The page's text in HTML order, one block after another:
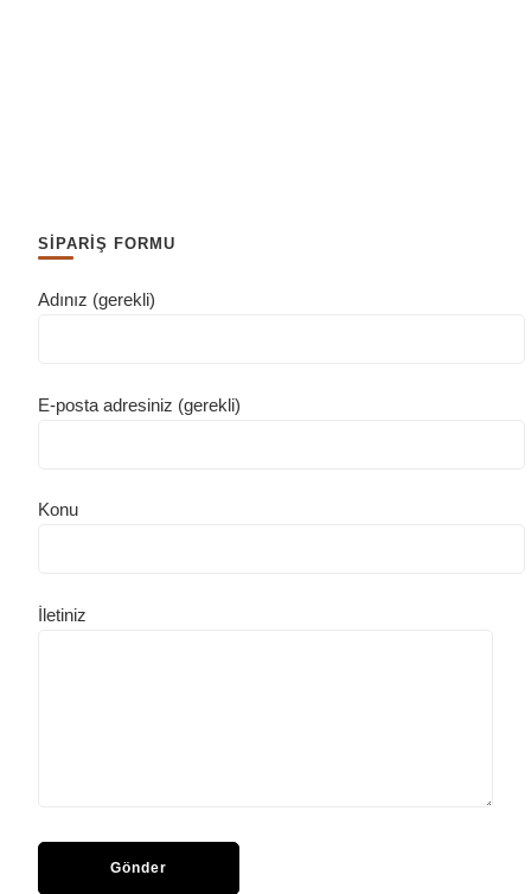
SİPARİŞ FORMU
Adınız (gerekli)
E-posta adresiniz (gerekli)
Konu
İletiniz